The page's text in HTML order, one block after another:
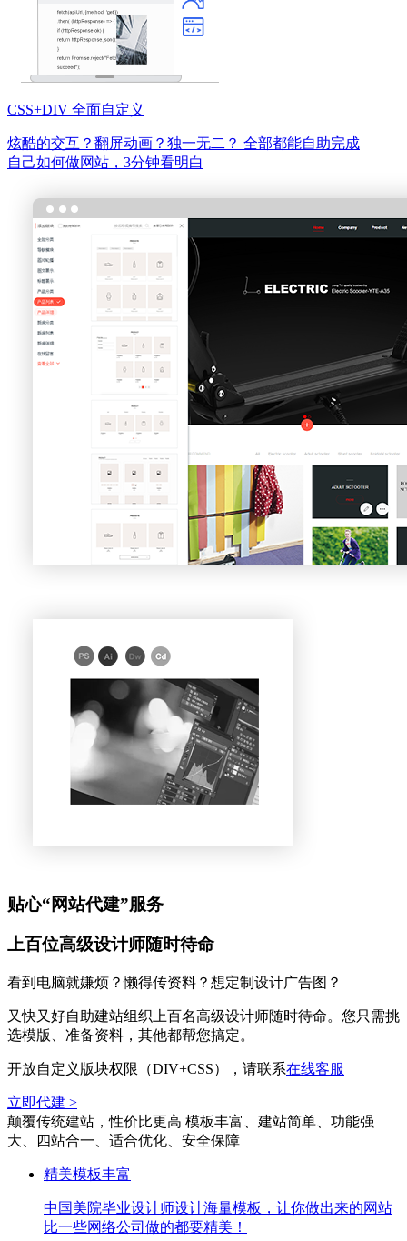
CSS+DIV 全面自定义
炫酷的交互？翻屏动画？独一无二？ 全部都能自助完成
自己如何做网站，3分钟看明白
贴心“网站代建”服务
上百位高级设计师随时待命
看到电脑就嫌烦？懒得传资料？想定制设计广告图？
又快又好自助建站组织上百名高级设计师随时待命。您只需挑
选模版、准备资料，其他都帮您搞定。
开放自定义版块权限（DIV+CSS），请联系在线客服
立即代建 >
颠覆传统建站，性价比更高 模板丰富、建站简单、功能强
大、四站合一、适合优化、安全保障
精美模板丰富
中国美院毕业设计师设计海量模板，让你做出来的网站
比一些网络公司做的都要精美！